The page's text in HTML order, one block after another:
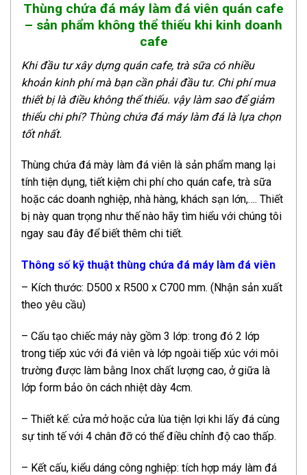
Thùng chứa đá máy làm đá viên quán cafe
– sản phẩm không thể thiếu khi kinh doanh
cafe
Khi đầu tư xây dựng quán cafe, trà sữa có nhiều
khoản kinh phí mà bạn cần phải đầu tư. Chi phí mua
thiết bị là điều không thể thiếu. vậy làm sao để giảm
thiểu chi phí? Thùng chứa đá máy làm đá là lựa chọn
tốt nhất.
Thùng chứa đá mày làm đá viên là sản phẩm mang lại
tính tiện dụng, tiết kiệm chi phí cho quán cafe, trà sữa
hoặc các doanh nghiệp, nhà hàng, khách sạn lớn,…. Thiết
bị này quan trọng như thế nào hãy tìm hiểu với chúng tôi
ngay sau đây để biết thêm chi tiết.
Thông số kỹ thuật thùng chứa đá máy làm đá viên
– Kích thước: D500 x R500 x C700 mm. (Nhận sản xuất
theo yêu cầu)
– Cấu tạo chiếc máy này gồm 3 lớp: trong đó 2 lớp
trong tiếp xúc với đá viên và lớp ngoài tiếp xúc với môi
trường được làm bằng Inox chất lượng cao, ở giữa là
lớp form bảo ôn cách nhiệt dày 4cm.
– Thiết kế: cửa mở hoặc cửa lùa tiện lợi khi lấy đá cùng
sự tinh tế với 4 chân đỡ có thể điều chỉnh độ cao thấp.
– Kết cấu, kiểu dáng công nghiệp: tích hợp máy làm đá